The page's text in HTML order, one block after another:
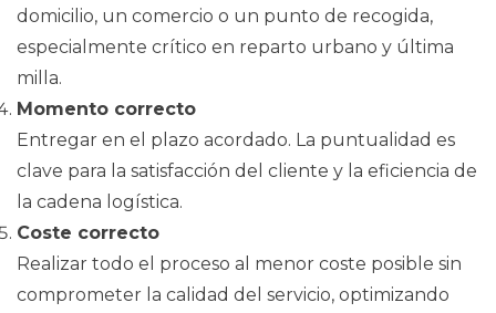
domicilio, un comercio o un punto de recogida,
especialmente crítico en reparto urbano y última
milla.
Momento correcto
Entregar en el plazo acordado. La puntualidad es
clave para la satisfacción del cliente y la eficiencia de
la cadena logística.
Coste correcto
Realizar todo el proceso al menor coste posible sin
comprometer la calidad del servicio, optimizando